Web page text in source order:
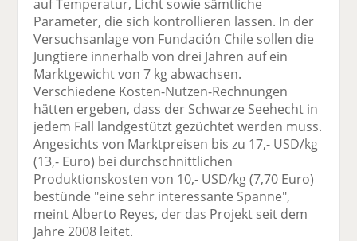
auf Temperatur, Licht sowie sämtliche
Parameter, die sich kontrollieren lassen. In der
Versuchsanlage von Fundación Chile sollen die
Jungtiere innerhalb von drei Jahren auf ein
Marktgewicht von 7 kg abwachsen.
Verschiedene Kosten-Nutzen-Rechnungen
hätten ergeben, dass der Schwarze Seehecht in
jedem Fall landgestützt gezüchtet werden muss.
Angesichts von Marktpreisen bis zu 17,- USD/kg
(13,- Euro) bei durchschnittlichen
Produktionskosten von 10,- USD/kg (7,70 Euro)
bestünde "eine sehr interessante Spanne",
meint Alberto Reyes, der das Projekt seit dem
Jahre 2008 leitet.